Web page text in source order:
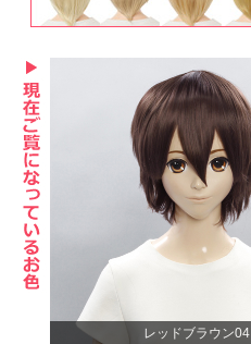
レッドブラウン04